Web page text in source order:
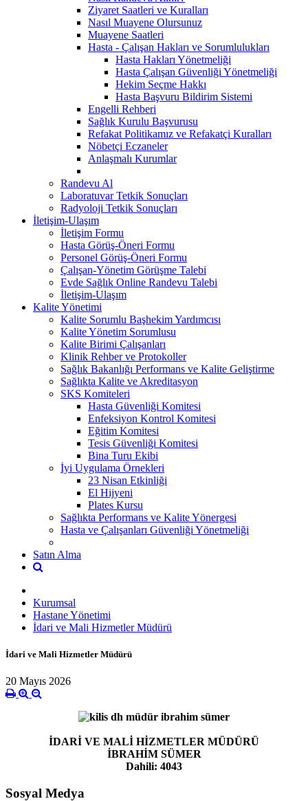
Ziyaret Saatleri ve Kuralları
Nasıl Muayene Olursunuz
Muayene Saatleri
Hasta - Çalışan Hakları ve Sorumlulukları
Hasta Hakları Yönetmeliği
Hasta Çalışan Güvenliği Yönetmeliği
Hekim Seçme Hakkı
Hasta Başvuru Bildirim Sistemi
Engelli Rehberi
Sağlık Kurulu Başvurusu
Refakat Politikamız ve Refakatçi Kuralları
Nöbetçi Eczaneler
Anlaşmalı Kurumlar
Randevu Al
Laboratuvar Tetkik Sonuçları
Radyoloji Tetkik Sonuçları
İletişim-Ulaşım
İletişim Formu
Hasta Görüş-Öneri Formu
Personel Görüş-Öneri Formu
Çalışan-Yönetim Görüşme Talebi
Evde Sağlık Online Randevu Talebi
İletişim-Ulaşım
Kalite Yönetimi
Kalite Sorumlu Başhekim Yardımcısı
Kalite Yönetim Sorumlusu
Kalite Birimi Çalışanları
Klinik Rehber ve Protokoller
Sağlık Bakanlığı Performans ve Kalite Geliştirme
Sağlıkta Kalite ve Akreditasyon
SKS Komiteleri
Hasta Güvenliği Komitesi
Enfeksiyon Kontrol Komitesi
Eğitim Komitesi
Tesis Güvenliği Komitesi
Bina Turu Ekibi
İyi Uygulama Örnekleri
23 Nisan Etkinliği
El Hijyeni
Plates Kursu
Sağlıkta Performans ve Kalite Yönergesi
Hasta ve Çalışanları Güvenliği Yönetmeliği
Satın Alma
Kurumsal
Hastane Yönetimi
İdari ve Mali Hizmetler Müdürü
İdari ve Mali Hizmetler Müdürü
20 Mayıs 2026
İDARİ VE MALİ HİZMETLER MÜDÜRÜ
İBRAHİM SÜMER
Dahili: 4043
Sosyal Medya